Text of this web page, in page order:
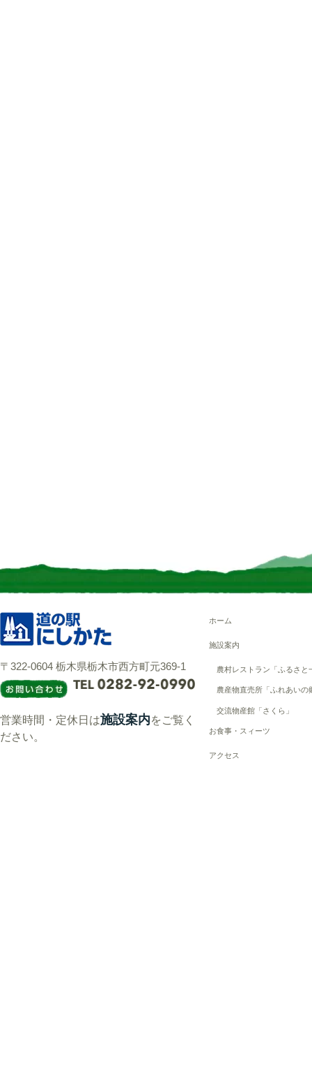
〒322-0604 栃木県栃木市西方町元369-1
営業時間・定休日は施設案内をご覧く
ださい。
ホーム
施設案内
農村レストラン「ふるさと
農産物直売所「ふれあいの
交流物産館「さくら」
お食事・スィーツ
アクセス